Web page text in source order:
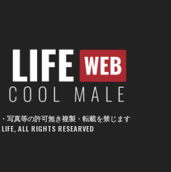
写真等の許可無き複製・転載を禁じます
ALL RIGHTS RESEARVED